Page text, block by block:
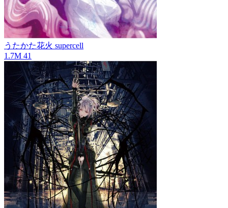
うたかた花火 supercell
1.7M 41